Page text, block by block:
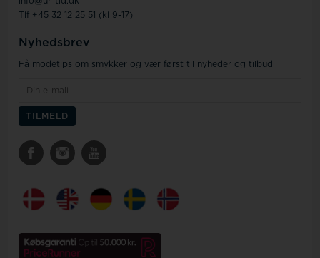
Tlf +45 32 12 25 51 (kl 9-17)
Nyhedsbrev
Få modetips om smykker og vær først til nyheder og tilbud